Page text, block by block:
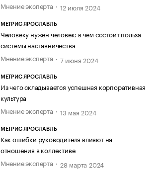
Мнение эксперта
12 июля 2024
МЕТРИС ЯРОСЛАВЛЬ
Человеку нужен человек: в чем состоит польза
системы наставничества
Мнение эксперта
7 июня 2024
МЕТРИС ЯРОСЛАВЛЬ
Из чего складывается успешная корпоративная
культура
Мнение эксперта
13 мая 2024
МЕТРИС ЯРОСЛАВЛЬ
Как ошибки руководителя влияют на
отношения в коллективе
Мнение эксперта
28 марта 2024